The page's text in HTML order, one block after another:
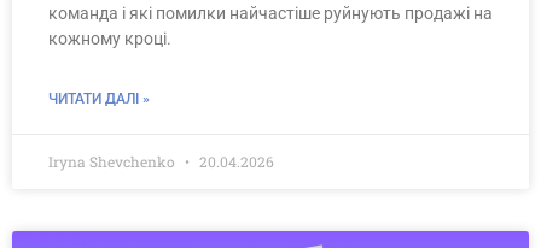
команда і які помилки найчастіше руйнують продажі на
кожному кроці.
ЧИТАТИ ДАЛІ »
Iryna Shevchenko 20.04.2026